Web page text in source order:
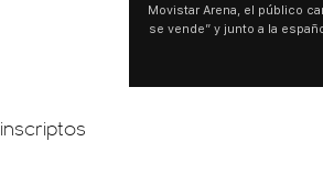
Movistar Arena, el público cantó “la patria no
se vende” y junto a la española. El momento